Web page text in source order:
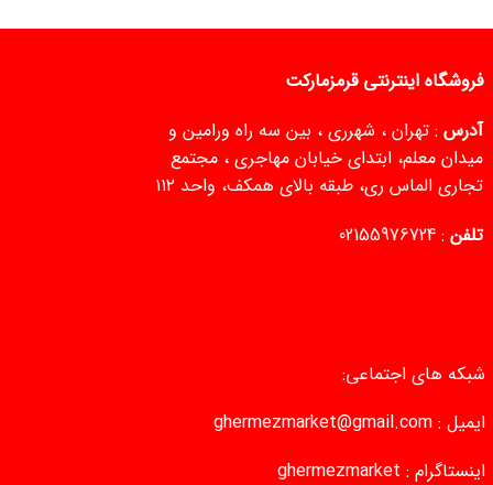
فروشگاه اینترنتی قرمزمارکت
آدرس : تهران ، شهرری ، بین سه راه ورامین و
میدان معلم، ابتدای خیابان مهاجری ، مجتمع
تجاری الماس ری، طبقه بالای همکف، واحد ۱۱۲
تلفن :
02155976724
شبکه های اجتماعی:
ایمیل : ghermezmarket@gmail.com
اینستاگرام : ghermezmarket